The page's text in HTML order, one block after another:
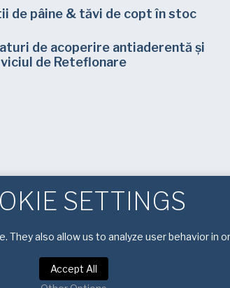
de pâine & tăvi de copt în stoc
de acoperire antiaderentă și
de Reteflonare
SETTINGS
also allow us to analyze user behavior in
Accept All